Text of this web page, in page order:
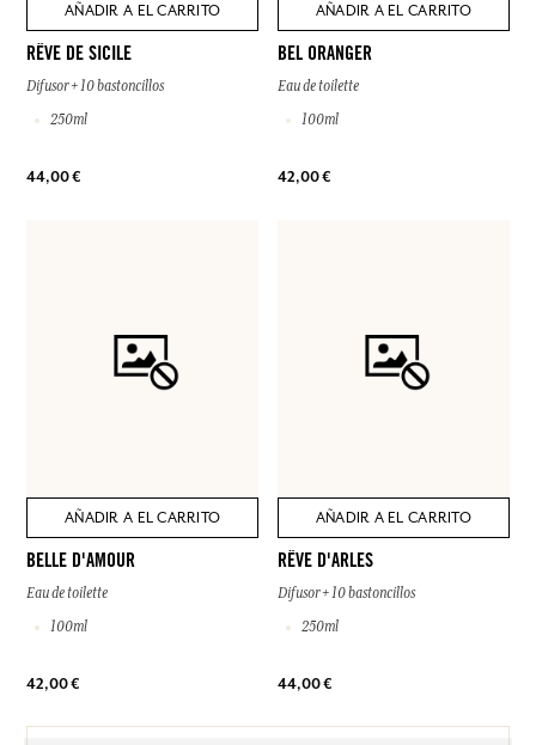
AÑADIR A EL CARRITO
RÊVE DE SICILE
Difusor + 10 bastoncillos
250ml
44,00 €
AÑADIR A EL CARRITO
BEL ORANGER
Eau de toilette
100ml
42,00 €
AÑADIR A EL CARRITO
BELLE D'AMOUR
Eau de toilette
100ml
42,00 €
AÑADIR A EL CARRITO
RÊVE D'ARLES
Difusor + 10 bastoncillos
250ml
44,00 €